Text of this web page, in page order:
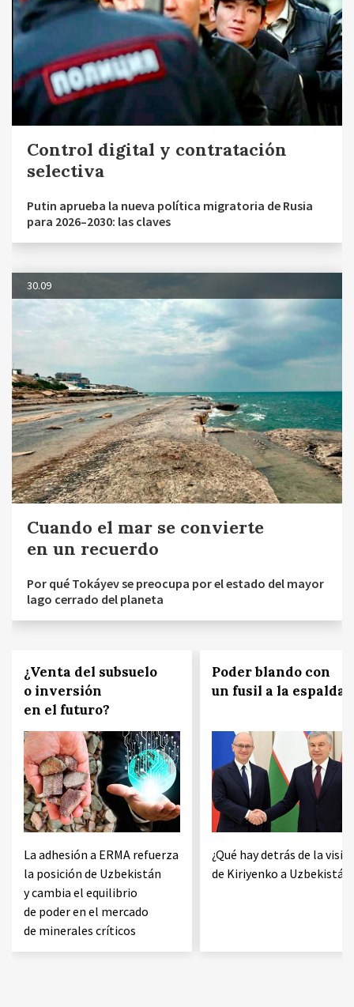
Control digital y contratación
selectiva
Putin aprueba la nueva política migratoria de Rusia
para 2026–2030: las claves
30.09
Cuando el mar se convierte
en un recuerdo
Por qué Tokáyev se preocupa por el estado del mayor
lago cerrado del planeta
¿Venta del subsuelo
o inversión
en el futuro?
La adhesión a ERMA refuerza
la posición de Uzbekistán
y cambia el equilibrio
de poder en el mercado
de minerales críticos
Poder blando con
un fusil a la espalda
¿Qué hay detrás de la visita
de Kiriyenko a